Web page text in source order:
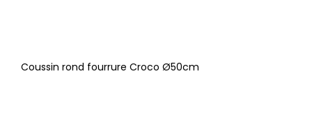
Coussin rond fourrure Croco Ø50cm